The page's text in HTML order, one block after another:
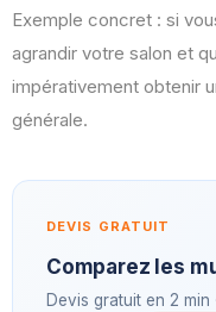
Exemple concret : si
agrandir votre salon et
impérativement obtenir
générale.
DEVIS GRATUIT
Comparez les
Devis gratuit en 2 min